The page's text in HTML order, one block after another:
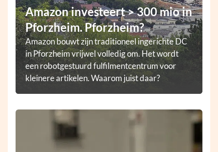
Amazon investeert > 300 mio in
Pforzheim. Pforzheim?
Amazon bouwt zijn traditioneel ingerichte DC
in Pforzheim vrijwel volledig om. Het wordt
een robotgestuurd fulfilmentcentrum voor
kleinere artikelen. Waarom juist daar?